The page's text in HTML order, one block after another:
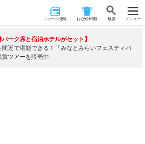
ニュース･連載 おでかけ情報 検 索 メニュー
パーク席と宿泊ホテルがセット】
間近で堪能できる！「みなとみらいフェスティバ
賞ツアーを販売中